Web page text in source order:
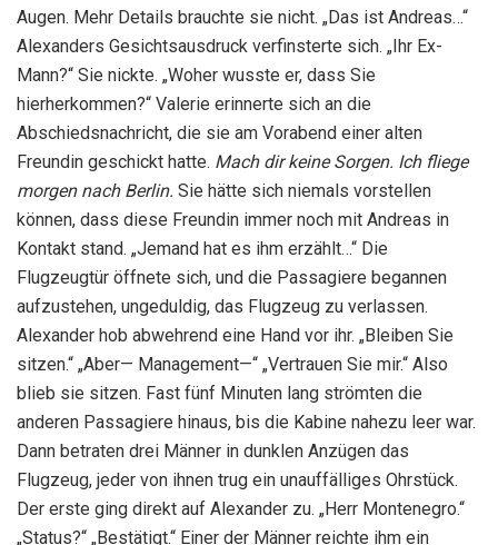
Augen. Mehr Details brauchte sie nicht. „Das ist Andreas…“
Alexanders Gesichtsausdruck verfinsterte sich. „Ihr Ex-
Mann?“ Sie nickte. „Woher wusste er, dass Sie
hierherkommen?“ Valerie erinnerte sich an die
Abschiedsnachricht, die sie am Vorabend einer alten
Freundin geschickt hatte. Mach dir keine Sorgen. Ich fliege
morgen nach Berlin. Sie hätte sich niemals vorstellen
können, dass diese Freundin immer noch mit Andreas in
Kontakt stand. „Jemand hat es ihm erzählt…“ Die
Flugzeugtür öffnete sich, und die Passagiere begannen
aufzustehen, ungeduldig, das Flugzeug zu verlassen.
Alexander hob abwehrend eine Hand vor ihr. „Bleiben Sie
sitzen.“ „Aber— Management—“ „Vertrauen Sie mir.“ Also
blieb sie sitzen. Fast fünf Minuten lang strömten die
anderen Passagiere hinaus, bis die Kabine nahezu leer war.
Dann betraten drei Männer in dunklen Anzügen das
Flugzeug, jeder von ihnen trug ein unauffälliges Ohrstück.
Der erste ging direkt auf Alexander zu. „Herr Montenegro.“
„Status?“ „Bestätigt.“ Einer der Männer reichte ihm ein